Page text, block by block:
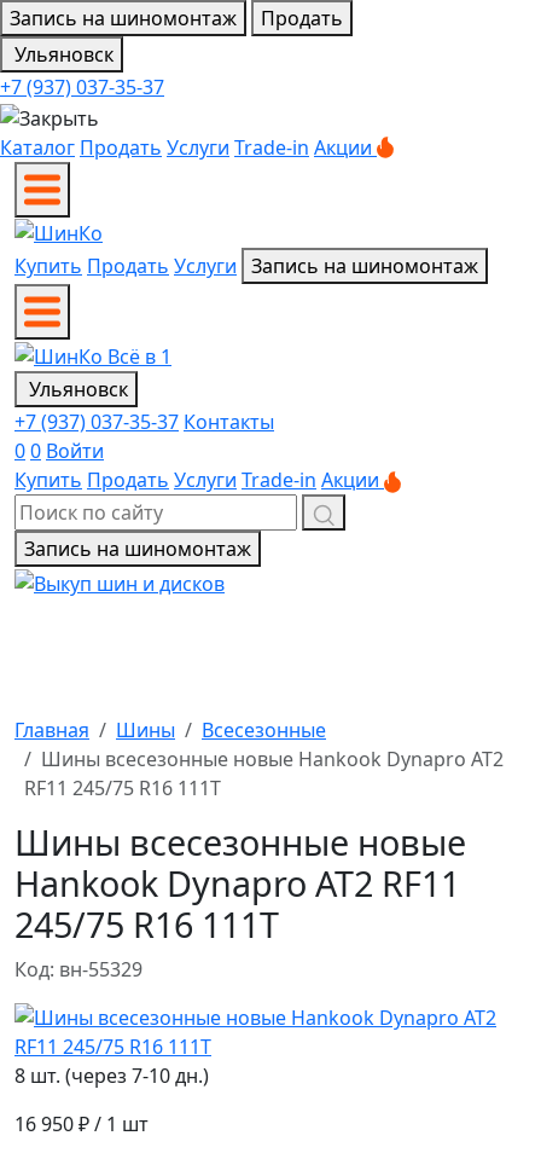
Запись на шиномонтаж
Продать
Ульяновск
+7 (937) 037-35-37
Каталог Продать Услуги Trade-in Акции
Купить Продать Услуги Запись на шиномонтаж
Ульяновск
+7 (937) 037-35-37 Контакты
00 Войти
Купить Продать Услуги Trade-in Акции
Запись на шиномонтаж
Главная Шины
Всесезонные
Шины всесезонные новые Hankook Dynapro AT2
RF11 245/75 R16 111T
Шины всесезонные новые
Hankook Dynapro AT2 RF11
245/75 R16 111T
Код: вн-55329
8 шт. (через 7-10 дн.)
16 950 ₽/ 1 шт